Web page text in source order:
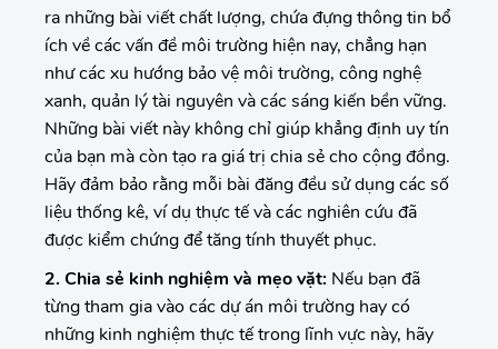
ra những bài viết chất lượng, chứa đựng thông tin bổ
ích về các vấn đề môi trường hiện nay, chẳng hạn
như các xu hướng bảo vệ môi trường, công nghệ
xanh, quản lý tài nguyên và các sáng kiến bền vững.
Những bài viết này không chỉ giúp khẳng định uy tín
của bạn mà còn tạo ra giá trị chia sẻ cho cộng đồng.
Hãy đảm bảo rằng mỗi bài đăng đều sử dụng các số
liệu thống kê, ví dụ thực tế và các nghiên cứu đã
được kiểm chứng để tăng tính thuyết phục.
2. Chia sẻ kinh nghiệm và mẹo vặt: Nếu bạn đã
từng tham gia vào các dự án môi trường hay có
những kinh nghiệm thực tế trong lĩnh vực này, hãy